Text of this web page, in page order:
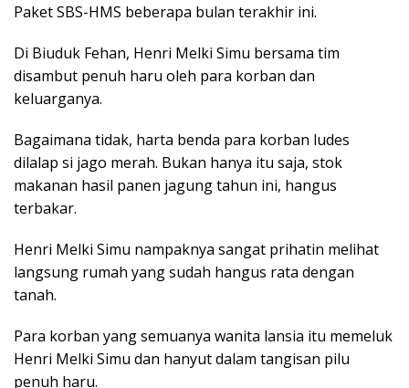
Paket SBS-HMS beberapa bulan terakhir ini.
Di Biuduk Fehan, Henri Melki Simu bersama tim
disambut penuh haru oleh para korban dan
keluarganya.
Bagaimana tidak, harta benda para korban ludes
dilalap si jago merah. Bukan hanya itu saja, stok
makanan hasil panen jagung tahun ini, hangus
terbakar.
Henri Melki Simu nampaknya sangat prihatin melihat
langsung rumah yang sudah hangus rata dengan
tanah.
Para korban yang semuanya wanita lansia itu memeluk
Henri Melki Simu dan hanyut dalam tangisan pilu
penuh haru.